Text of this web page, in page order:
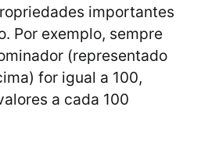
importantes
Por exemplo, sempre
(representado
for igual a 100,
a cada 100